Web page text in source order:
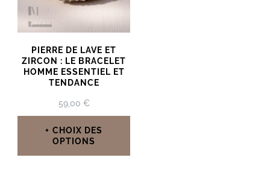
PIERRE DE LAVE ET
ZIRCON : LE BRACELET
HOMME ESSENTIEL ET
TENDANCE
59,00 €
CHOIX DES
OPTIONS